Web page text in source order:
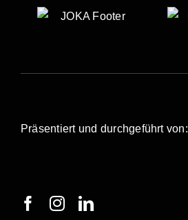
Präsentiert und durchgeführt von: